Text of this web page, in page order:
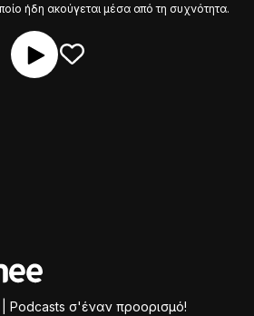
ήδη ακούγεται μέσα από τη συχνότητα.
Podcasts σ'έναν προορισμό!